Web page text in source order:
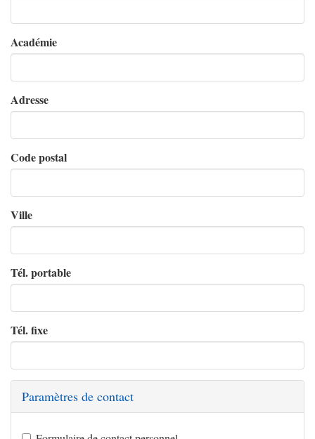
Académie
Adresse
Code postal
Ville
Tél. portable
Tél. fixe
Paramètres de contact